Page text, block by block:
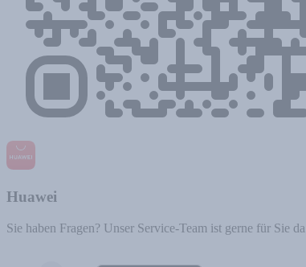
Huawei
Sie haben Fragen? Unser Service-Team ist gerne für Sie